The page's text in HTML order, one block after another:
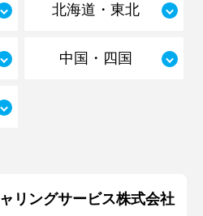
北海道・東北
中国・四国
リングサービス株式会社